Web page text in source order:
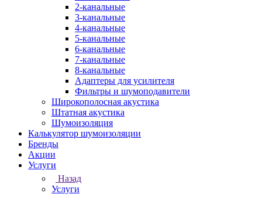
2-канальные
3-канальные
4-канальные
5-канальные
6-канальные
7-канальные
8-канальные
Адаптеры для усилителя
Фильтры и шумоподавители
Широкополосная акустика
Штатная акустика
Шумоизоляция
Калькулятор шумоизоляции
Бренды
Акции
Услуги
Назад
Услуги